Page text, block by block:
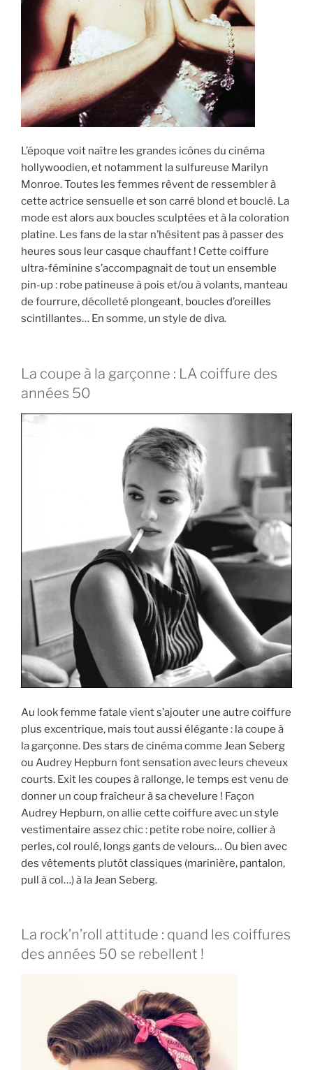
L’époque voit naître les grandes icônes du cinéma
hollywoodien, et notamment la sulfureuse Marilyn
Monroe. Toutes les femmes rêvent de ressembler à
cette actrice sensuelle et son carré blond et bouclé. La
mode est alors aux boucles sculptées et à la coloration
platine. Les fans de la star n’hésitent pas à passer des
heures sous leur casque chauffant ! Cette coiffure
ultra-féminine s’accompagnait de tout un ensemble
pin-up : robe patineuse à pois et/ou à volants, manteau
de fourrure, décolleté plongeant, boucles d’oreilles
scintillantes… En somme, un style de diva.
La coupe à la garçonne : LA coiffure des
années 50
Au look femme fatale vient s’ajouter une autre coiffure
plus excentrique, mais tout aussi élégante : la coupe à
la garçonne. Des stars de cinéma comme Jean Seberg
ou Audrey Hepburn font sensation avec leurs cheveux
courts. Exit les coupes à rallonge, le temps est venu de
donner un coup fraîcheur à sa chevelure ! Façon
Audrey Hepburn, on allie cette coiffure avec un style
vestimentaire assez chic : petite robe noire, collier à
perles, col roulé, longs gants de velours… Ou bien avec
des vêtements plutôt classiques (marinière, pantalon,
pull à col…) à la Jean Seberg.
La rock’n’roll attitude : quand les coiffures
des années 50 se rebellent !